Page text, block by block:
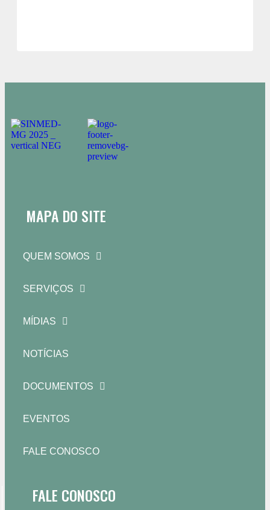
MAPA DO SITE
QUEM SOMOS
SERVIÇOS
MÍDIAS
NOTÍCIAS
DOCUMENTOS
EVENTOS
FALE CONOSCO
FALE CONOSCO